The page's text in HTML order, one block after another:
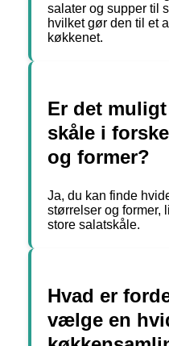
salater og supper til
hvilket gør den til et
køkkenet.
Er det
skåle i
og former?
Ja, du kan finde
størrelser og former,
store salatskåle.
Hvad er
vælge en